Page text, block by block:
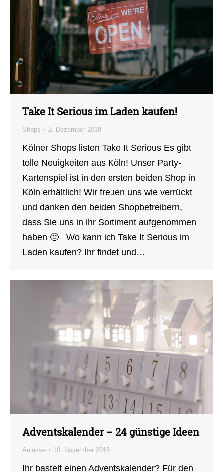
Take It Serious im Laden kaufen!
Shops 2. Dezember 2018
Kölner Shops listen Take It Serious Es gibt
tolle Neuigkeiten aus Köln! Unser Party-
Kartenspiel ist in den ersten beiden Shop in
Köln erhältlich! Wir freuen uns wie verrückt
und danken den beiden Shopbetreibern,
dass Sie uns in ihr Sortiment aufgenommen
haben 🙂 Wo kann ich Take It Serious im
Laden kaufen? Ihr findet und…
Adventskalender – 24 günstige Ideen
Anlässe 10. November 2018
Ihr bastelt einen Adventskalender? Für den